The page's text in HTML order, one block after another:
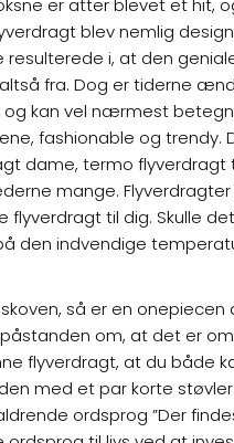
er atter blevet et hit,
blev nemlig
i, at den
fra. Dog er tiderne
kan vel nærmest
fashionable og trendy.
dame, termo flyverdragt
mange.
til dig. Skulle
den indvendige
så er en
om, at det er
flyverdragt, at du både
med et par korte
ordsprog ”Der